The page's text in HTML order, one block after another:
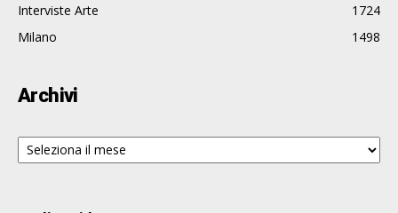
Interviste Arte
1724
Milano
1498
Archivi
Archivi